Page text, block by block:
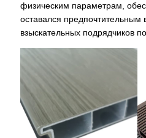
физическим параметрам,
оставался предпочтительным
взыскательных подрядчиков